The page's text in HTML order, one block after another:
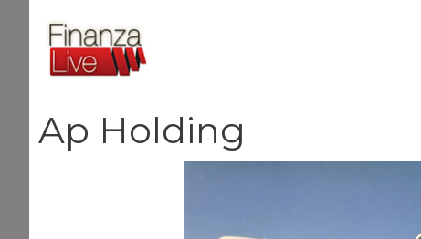
contenuto
Ap Holding